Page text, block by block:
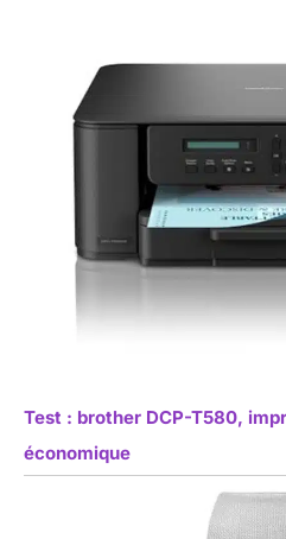
Test : brother DCP-T580,
économique